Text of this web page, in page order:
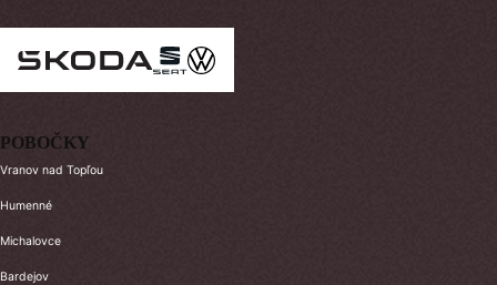
POBOČKY
Vranov nad Topľou
Humenné
Michalovce
Bardejov